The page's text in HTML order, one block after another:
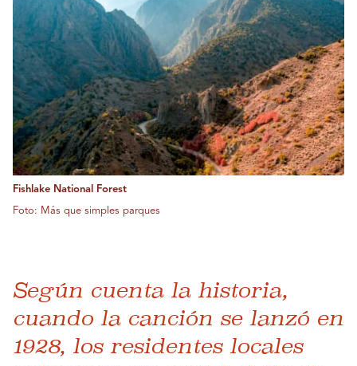
Fishlake National Forest
Foto: Más que simples parques
Según cuenta la historia,
cuando la canción se lanzó en
1928, los residentes locales